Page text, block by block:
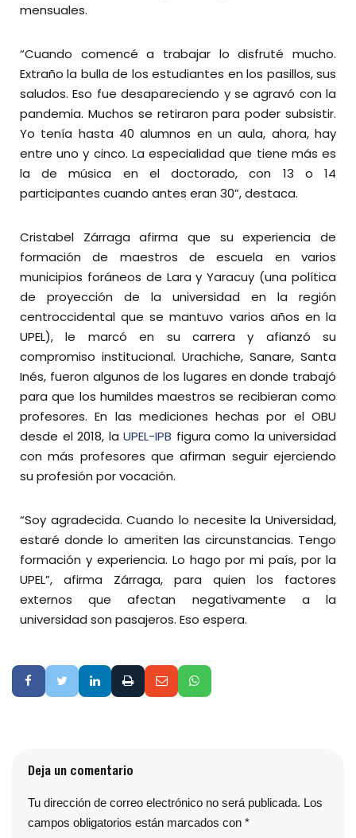
mensuales.
“Cuando comencé a trabajar lo disfruté mucho.
Extraño la bulla de los estudiantes en los pasillos, sus
saludos. Eso fue desapareciendo y se agravó con la
pandemia. Muchos se retiraron para poder subsistir.
Yo tenía hasta 40 alumnos en un aula, ahora, hay
entre uno y cinco. La especialidad que tiene más es
la de música en el doctorado, con 13 o 14
participantes cuando antes eran 30”, destaca.
Cristabel Zárraga afirma que su experiencia de
formación de maestros de escuela en varios
municipios foráneos de Lara y Yaracuy (una política
de proyección de la universidad en la región
centroccidental que se mantuvo varios años en la
UPEL), le marcó en su carrera y afianzó su
compromiso institucional. Urachiche, Sanare, Santa
Inés, fueron algunos de los lugares en donde trabajó
para que los humildes maestros se recibieran como
profesores. En las mediciones hechas por el OBU
desde el 2018, la UPEL-IPB figura como la universidad
con más profesores que afirman seguir ejerciendo
su profesión por vocación.
“Soy agradecida. Cuando lo necesite la Universidad,
estaré donde lo ameriten las circunstancias. Tengo
formación y experiencia. Lo hago por mi país, por la
UPEL”, afirma Zárraga, para quien los factores
externos que afectan negativamente a la
universidad son pasajeros. Eso espera.
Deja un comentario
Tu dirección de correo electrónico no será publicada. Los
campos obligatorios están marcados con *